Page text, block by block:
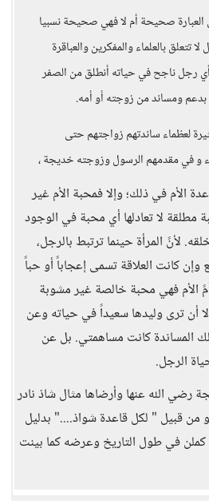
العبارة صحيحة أم لا فهي صحيحة نسبيا
تتعلق بالعلماء والمفكرين والعباقرة
رجل ناجح في حياته أنطلق من الصفر
ومساند من زوجته أو أمه.
لعظماء ساندتهم زواجتهم حتى
و في مقدمهم الرسول وزوجته خديجة ،
الأم في ذلك؛ وإلا فمحبة الأم غير
لا تعادلها أي محبة في الوجود
لأنً المرأة حينما ترتبط بالرجل،
وإن كانت العلاقة تسمى إعجاباً أو حباً
الأم فهي محبة خالصة غير مشوبة
أن ترى وليدها سعيداً في حياته وعن
المساندة كانت مساهمتي. بل عن
الرجل.
رضي الله عنها وأرضاها مثال شاذ نادر
من قبيل " لكل قاعدة شواذ...." بدليل
كملن في طول التاريخ وعرضه كما بينت